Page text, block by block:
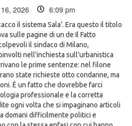
2026 6:09 pm
il sistema Sala’. Era questo il titolo
sulle pagine di un de Il Fatto
il sindaco di Milano,
nell’inchiesta sull’urbanistica
le prime sentenze: nel filone
state richieste otto condanne, ma
È un fatto che dovrebbe farci
professionale e la corretta
ogni volta che si impaginano articoli
domani difficilmente politici e